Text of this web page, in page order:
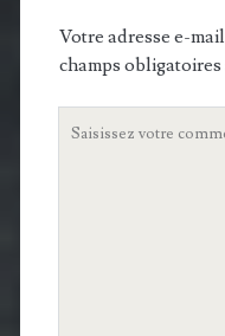
Votre adresse e-
champs
Votre